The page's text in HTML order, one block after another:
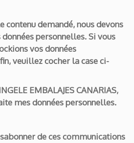
contenu demandé, nous devons
personnelles. Si vous
vos données
veuillez cocher la case ci-
EMBALAJES CANARIAS,
mes données personnelles.
de ces communications